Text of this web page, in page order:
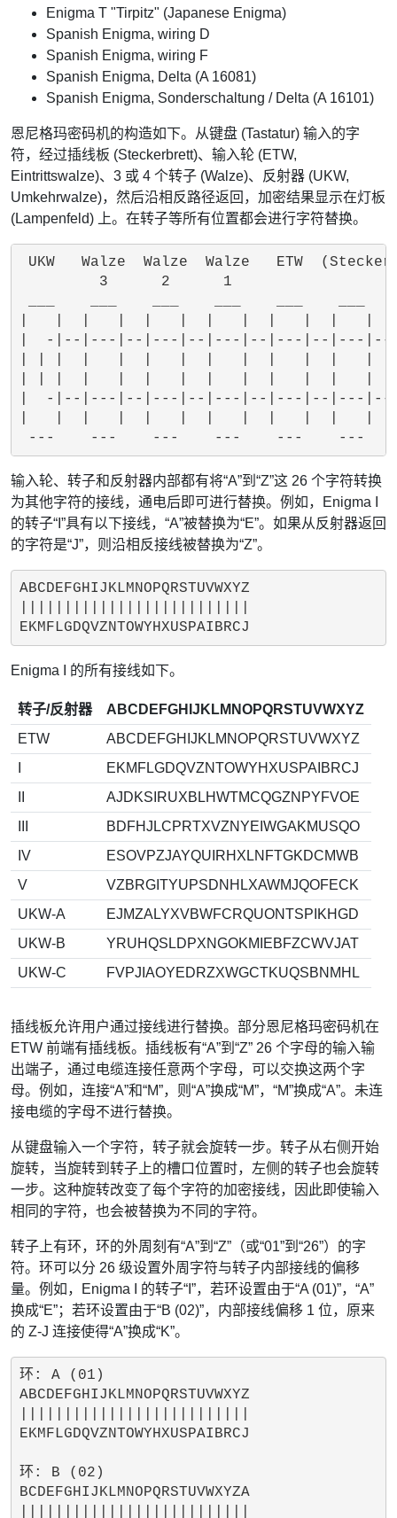
Enigma T "Tirpitz" (Japanese Enigma)
Spanish Enigma, wiring D
Spanish Enigma, wiring F
Spanish Enigma, Delta (A 16081)
Spanish Enigma, Sonderschaltung / Delta (A 16101)
恩尼格玛密码机的构造如下。从键盘 (Tastatur) 输入的字
符，经过插线板 (Steckerbrett)、输入轮 (ETW,
Eintrittswalze)、3 或 4 个转子 (Walze)、反射器 (UKW,
Umkehrwalze)，然后沿相反路径返回，加密结果显示在灯板
(Lampenfeld) 上。在转子等所有位置都会进行字符替换。
UKW   Walze  Walze  Walze   ETW
         3      2      1
|  -|--|---|--|---|--|---|--|---|--|---|-- <
|  -|--|---|--|---|--|---|--|---|--|---|-- >
输入轮、转子和反射器内部都有将“A”到“Z”这 26 个字符转换
为其他字符的接线，通电后即可进行替换。例如，Enigma I
的转子“I”具有以下接线，“A”被替换为“E”。如果从反射器返回
的字符是“J”，则沿相反接线被替换为“Z”。
ABCDEFGHIJKLMNOPQRSTUVWXYZ
Enigma I 的所有接线如下。
转子/反射器
ABCDEFGHIJKLMNOPQRSTUVWXYZ
ETW
ABCDEFGHIJKLMNOPQRSTUVWXYZ
EKMFLGDQVZNTOWYHXUSPAIBRCJ
AJDKSIRUXBLHWTMCQGZNPYFVOE
BDFHJLCPRTXVZNYEIWGAKMUSQO
IV
ESOVPZJAYQUIRHXLNFTGKDCMWB
V
VZBRGITYUPSDNHLXAWMJQOFECK
UKW-A
EJMZALYXVBWFCRQUONTSPIKHGD
UKW-B
YRUHQSLDPXNGOKMIEBFZCWVJAT
UKW-C
FVPJIAOYEDRZXWGCTKUQSBNMHL
插线板允许用户通过接线进行替换。部分恩尼格玛密码机在
ETW 前端有插线板。插线板有“A”到“Z” 26 个字母的输入输
出端子，通过电缆连接任意两个字母，可以交换这两个字
母。例如，连接“A”和“M”，则“A”换成“M”，“M”换成“A”。未连
接电缆的字母不进行替换。
从键盘输入一个字符，转子就会旋转一步。转子从右侧开始
旋转，当旋转到转子上的槽口位置时，左侧的转子也会旋转
一步。这种旋转改变了每个字符的加密接线，因此即使输入
相同的字符，也会被替换为不同的字符。
转子上有环，环的外周刻有“A”到“Z”（或“01”到“26”）的字
符。环可以分 26 级设置外周字符与转子内部接线的偏移
量。例如，Enigma I 的转子“I”，若环设置由于“A (01)”，“A”
换成“E”；若环设置由于“B (02)”，内部接线偏移 1 位，原来
的 Z-J 连接使得“A”换成“K”。
环: A (01)
ABCDEFGHIJKLMNOPQRSTUVWXYZ
EKMFLGDQVZNTOWYHXUSPAIBRCJ
环: B (02)
BCDEFGHIJKLMNOPQRSTUVWXYZA